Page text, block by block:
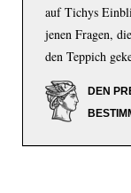
auf Tichys
jenen Fragen,
den Teppich
DEN